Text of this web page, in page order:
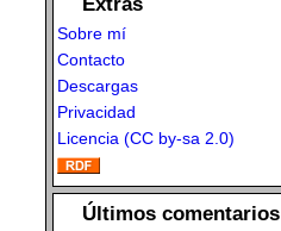
Sobre mí
Contacto
Descargas
Privacidad
Licencia (CC by-sa 2.0)
Últimos comentarios